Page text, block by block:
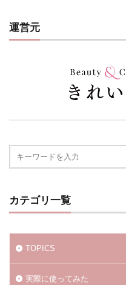
運営元
カテゴリ一覧
TOPICS
実際に使ってみた